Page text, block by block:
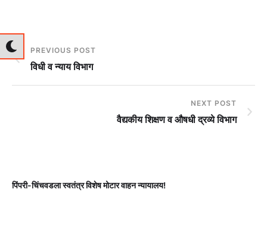
PREVIOUS POST
विधी व न्याय विभाग
NEXT POST
वैद्यकीय शिक्षण व औषधी द्रव्‍ये विभाग
पिंपरी-चिंचवडला स्वतंत्र विशेष मोटार वाहन न्यायालय!